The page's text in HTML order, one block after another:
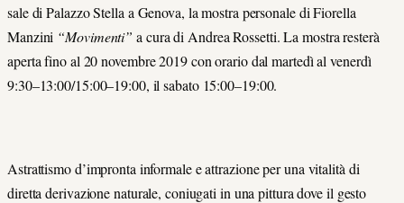
sale di Palazzo Stella a Genova, la mostra personale di Fiorella
Manzini “Movimenti”a cura di Andrea Rossetti. La mostra resterà
aperta fino al 20 novembre 2019 con orario dal martedì al venerdì
9:30–13:00/15:00–19:00, il sabato 15:00–19:00.
Astrattismo d’impronta informale e attrazione per una vitalità di
diretta derivazione naturale, coniugati in una pittura dove il gesto